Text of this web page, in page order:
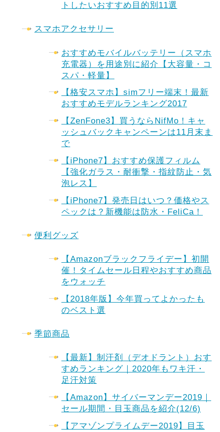
トしたいおすすめ目的別11選
スマホアクセサリー
おすすめモバイルバッテリー（スマホ
充電器）を用途別に紹介【大容量・コ
スパ・軽量】
【格安スマホ】simフリー端末！最新
おすすめモデルランキング2017
【ZenFone3】買うならNifMo！キャ
ッシュバックキャンペーンは11月末ま
で
【iPhone7】おすすめ保護フィルム
【強化ガラス・耐衝撃・指紋防止・気
泡レス】
【iPhone7】発売日はいつ？価格やス
ペックは？新機能は防水・FeliCa！
便利グッズ
【Amazonブラックフライデー】初開
催！タイムセール日程やおすすめ商品
をウォッチ
【2018年版】今年買ってよかったも
のベスト選
季節商品
【最新】制汗剤（デオドラント）おす
すめランキング｜2020年もワキ汗・
足汗対策
【Amazon】サイバーマンデー2019｜
セール期間・目玉商品を紹介(12/6)
【アマゾンプライムデー2019】目玉